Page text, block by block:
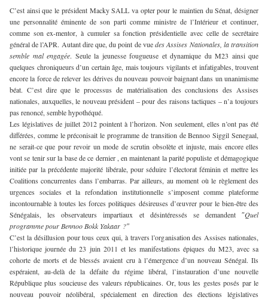
C’est ainsi que le président Macky SALL va opter pour le maintien du Sénat, désigner
une personnalité éminente de son parti comme ministre de l’Intérieur et continuer,
comme son ex-mentor, à cumuler sa fonction présidentielle avec celle de secrétaire
général de l’APR. Autant dire que, du point de vuedes Assises Nationales, la transition
semble mal engagée. Seule la jeunesse fougueuse et dynamique du M23 ainsi que
quelques chroniqueurs d’un certain âge, mais toujours vigilants et infatigables, trouvent
encore la force de relever les dérives du nouveau pouvoir baignant dans un unanimisme
béat. C’est dire que le processus de matérialisation des conclusions des Assises
nationales, auxquelles, le nouveau président – pour des raisons tactiques – n’a toujours
pas renoncé, semble hypothéqué.
Les législatives de juillet 2012 pointent à l’horizon. Non seulement, elles n’ont pas été
différées, comme le préconisait le programme de transition de Bennoo Siggil Senegaal,
ne serait-ce que pour revoir un mode de scrutin obsolète et injuste, mais encore elles
vont se tenir sur la base de ce dernier , en maintenant la parité populiste et démagogique
initiée par la précédente majorité libérale, pour séduire l’électorat féminin et mettre les
Coalitions concurrentes dans l’embarras. Par ailleurs, au moment où le règlement des
urgences sociales et la refondation institutionnelle s’imposent comme plateforme
incontournable à toutes les forces politiques désireuses d’œuvrer pour le bien-être des
Sénégalais, les observateurs impartiaux et désintéressés se demandent ″Quel
programme pour Bennoo Bokk Yakaar ?″
C’est la désillusion pour tous ceux qui, à travers l’organisation des Assises nationales,
l’historique journée du 23 juin 2011 et les manifestations épiques du M23, avec sa
cohorte de morts et de blessés avaient cru à l’émergence d’un nouveau Sénégal. Ils
espéraient, au-delà de la défaite du régime libéral, l’instauration d’une nouvelle
République plus soucieuse des valeurs républicaines. Or, tous les gestes posés par le
nouveau pouvoir néolibéral, spécialement en direction des élections législatives